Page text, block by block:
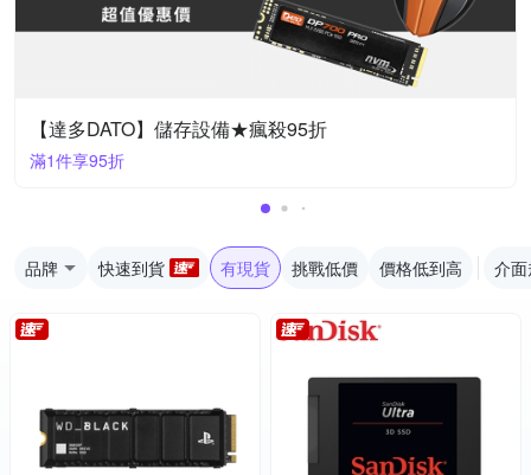
【達多DATO】儲存設備★瘋殺95折
滿1件享95折
品牌 快速到貨 有現貨 挑戰低價 價格低到高 介